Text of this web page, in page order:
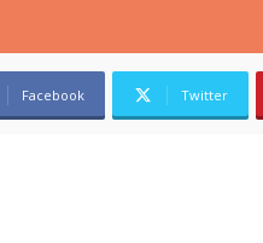
Facebook Twitter